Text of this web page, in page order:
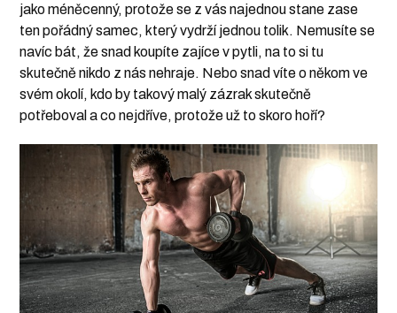
jako méněcenný, protože se z vás najednou stane zase
ten pořádný samec, který vydrží jednou tolik. Nemusíte se
navíc bát, že snad koupíte zajíce v pytli, na to si tu
skutečně nikdo z nás nehraje. Nebo snad víte o někom ve
svém okolí, kdo by takový malý zázrak skutečně
potřeboval a co nejdříve, protože už to skoro hoří?